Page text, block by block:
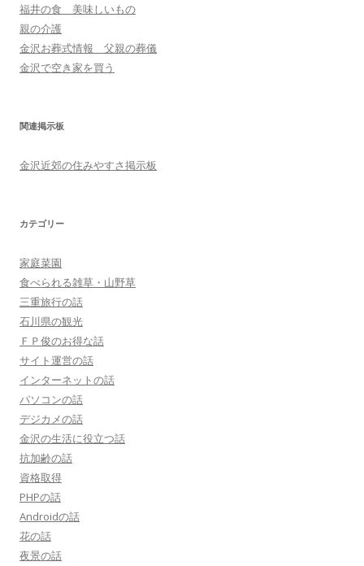
福井の食 美味しいもの
親の介護
金沢お葬式情報 父親の葬儀
金沢で空き家を買う
関連掲示板
金沢近郊の住みやすさ掲示板
カテゴリー
家庭菜園
食べられる雑草・山野草
三重旅行の話
石川県の観光
ＦＰ俊のお得な話
サイト運営の話
インターネットの話
パソコンの話
デジカメの話
金沢の生活に役立つ話
抗加齢の話
資格取得
PHPの話
Androidの話
花の話
夜景の話